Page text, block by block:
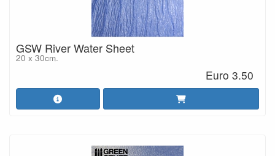
GSW River Water Sheet
20 x 30cm.
Euro 3.50